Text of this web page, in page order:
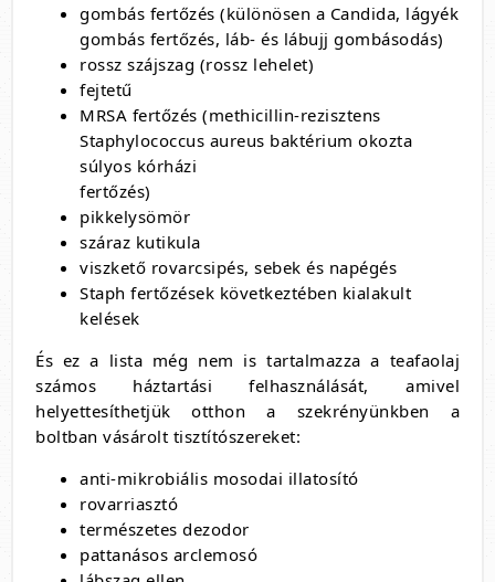
gombás fertőzés (különösen a Candida, lágyék
gombás fertőzés, láb- és lábujj gombásodás)
rossz szájszag (rossz lehelet)
fejtetű
MRSA fertőzés (methicillin-rezisztens
Staphylococcus aureus baktérium okozta
súlyos kórházi
fertőzés)
pikkelysömör
száraz kutikula
viszkető rovarcsipés, sebek és napégés
Staph fertőzések következtében kialakult
kelések
És ez a lista még nem is tartalmazza a teafaolaj
számos háztartási felhasználását, amivel
helyettesíthetjük otthon a szekrényünkben a
boltban vásárolt tisztítószereket:
anti-mikrobiális mosodai illatosító
rovarriasztó
természetes dezodor
pattanásos arclemosó